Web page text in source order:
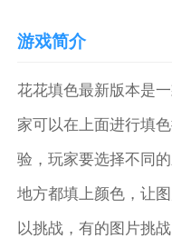
游戏简介
花花填色最新版本是
家可以在上面进行填
验，玩家要选择不同
地方都填上颜色，让
以挑战，有的图片挑